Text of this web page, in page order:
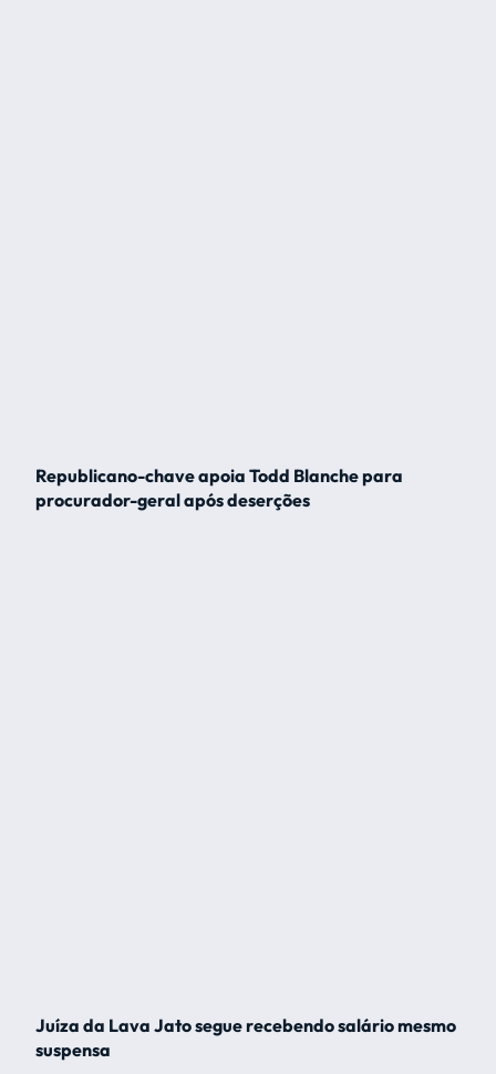
Republicano-chave apoia Todd Blanche para
procurador-geral após deserções
Juíza da Lava Jato segue recebendo salário mesmo
suspensa